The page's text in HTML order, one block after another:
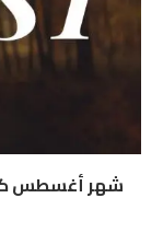
شهر أغسطس